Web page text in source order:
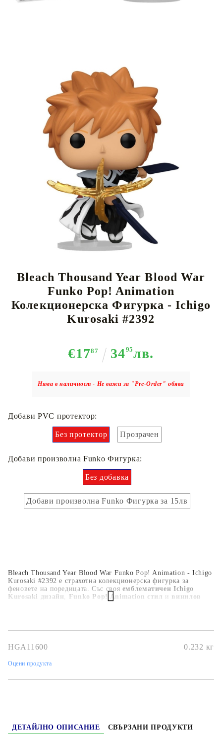
Share Tweet
Bleach Thousand Year Blood War
Funko Pop! Animation
Колекционерска Фигурка - Ichigo
Kurosaki #2392
€1787 3495лв.
Няма в наличност - Не важи за "Pre-Order" обяви
Bleach Thousand Year Blood War Funko Pop! Animation - Ichigo
Kurosaki #2392 е страхотна колекционерска фигурка за
феновете на поредицата. Със своя емблематичен Ichigo
Kurosaki дизайн
Funko Pop! Animation стил и винилов
Добави PVC протектор:
Без протектор Прозрачен
Добави произволна Funko Фигурка:
Без добавка
Добави произволна Funko Фигурка за 15лв
HGA11600 0.232 кг
Оцени продукта
ДЕТАЙЛНО ОПИСАНИЕ СВЪРЗАНИ ПРОДУКТИ